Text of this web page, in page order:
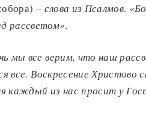
– слова из Псалмов.
рассветом».
мы все верим, что наш
все. Воскресение Христово
каждый из нас просит у